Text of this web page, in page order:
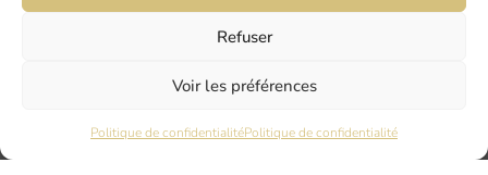
Refuser
Voir les préférences
Politique de confidentialitéPolitique de confidentialité
LYON
17 Quai Joseph Gillet
69004 LYON